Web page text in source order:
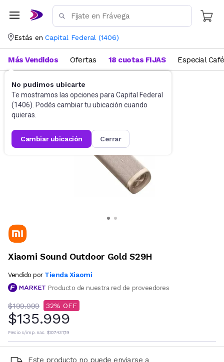
Estás en Capital Federal (1406)
No pudimos ubicarte
Te mostramos las opciones para Capital Federal
(1406). Podés cambiar tu ubicación cuando
quieras.
cambiar ubicación cerrar
Más Vendidos Ofertas 18 cuotas FIJAS Especial Café
Parlantes Parlantes Portátiles
Xiaomi Sound Outdoor Gold S29H
Vendido por Tienda Xiaomi
Producto de nuestra red de proveedores
$199.999 32
$135.999
Precio s/imp. nac. $107.437,19
Este producto no puede enviarse a